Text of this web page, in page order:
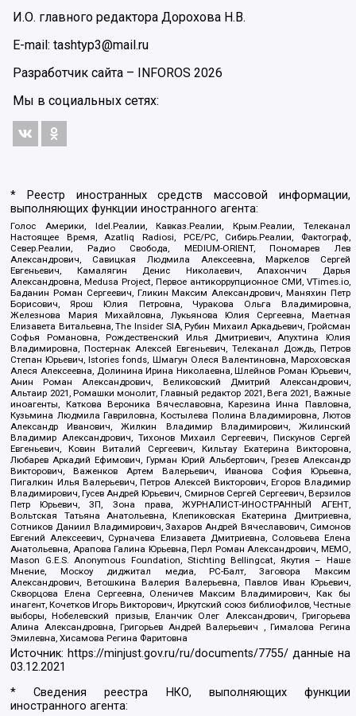
И.О. главного редактора Дорохова Н.В.
E-mail: tashtyp3@mail.ru
Разработчик сайта – INFOROS 2026
Мы в социальных сетях:
* Реестр иностранных средств массовой информации,
выполняющих функции иностранного агента:
Голос Америки, Idel.Реалии, Кавказ.Реалии, Крым.Реалии, Телеканал
Настоящее Время, Azatliq Radiosi, PCE/PC, Сибирь.Реалии, Фактограф,
Север.Реалии, Радио Свобода, MEDIUM-ORIENT, Пономарев Лев
Александрович, Савицкая Людмила Алексеевна, Маркелов Сергей
Евгеньевич, Камалягин Денис Николаевич, Апахончич Дарья
Александровна, Medusa Project, Первое антикоррупционное СМИ, VTimes.io,
Баданин Роман Сергеевич, Гликин Максим Александрович, Маняхин Петр
Борисович, Ярош Юлия Петровна, Чуракова Ольга Владимировна,
Железнова Мария Михайловна, Лукьянова Юлия Сергеевна, Маетная
Елизавета Витальевна, The Insider SIA, Рубин Михаил Аркадьевич, Гройсман
Софья Романовна, Рождественский Илья Дмитриевич, Апухтина Юлия
Владимировна, Постернак Алексей Евгеньевич, Телеканал Дождь, Петров
Степан Юрьевич, Istories fonds, Шмагун Олеся Валентиновна, Мароховская
Алеся Алексеевна, Долинина Ирина Николаевна, Шлейнов Роман Юрьевич,
Анин Роман Александрович, Великовский Дмитрий Александрович,
Альтаир 2021, Ромашки монолит, Главный редактор 2021, Вега 2021, Важные
иноагенты, Каткова Вероника Вячеславовна, Карезина Инна Павловна,
Кузьмина Людмила Гавриловна, Костылева Полина Владимировна, Лютов
Александр Иванович, Жилкин Владимир Владимирович, Жилинский
Владимир Александрович, Тихонов Михаил Сергеевич, Пискунов Сергей
Евгеньевич, Ковин Виталий Сергеевич, Кильтау Екатерина Викторовна,
Любарев Аркадий Ефимович, Гурман Юрий Альбертович, Грезев Александр
Викторович, Важенков Артем Валерьевич, Иванова София Юрьевна,
Пигалкин Илья Валерьевич, Петров Алексей Викторович, Егоров Владимир
Владимирович, Гусев Андрей Юрьевич, Смирнов Сергей Сергеевич, Верзилов
Петр Юрьевич, ЗП, Зона права, ЖУРНАЛИСТ-ИНОСТРАННЫЙ АГЕНТ,
Вольтская Татьяна Анатольевна, Клепиковская Екатерина Дмитриевна,
Сотников Даниил Владимирович, Захаров Андрей Вячеславович, Симонов
Евгений Алексеевич, Сурначева Елизавета Дмитриевна, Соловьева Елена
Анатольевна, Арапова Галина Юрьевна, Перл Роман Александрович, МЕМО,
Mason G.E.S. Anonymous Foundation, Stichting Bellingcat, Якутия – Наше
Мнение, Москоу диджитал медиа, РС-Балт, Заговора Максим
Александрович, Ветошкина Валерия Валерьевна, Павлов Иван Юрьевич,
Скворцова Елена Сергеевна, Оленичев Максим Владимирович, Как бы
инагент, Кочетков Игорь Викторович, Иркутский союз библиофилов, Честные
выборы, Нобелевский призыв, Еланчик Олег Александрович, Григорьева
Алина Александровна, Григорьев Андрей Валерьевич , Гималова Регина
Эмилевна, Хисамова Регина Фаритовна
Источник: https://minjust.gov.ru/ru/documents/7755/ данные на
03.12.2021
* Сведения реестра НКО, выполняющих функции
иностранного агента: